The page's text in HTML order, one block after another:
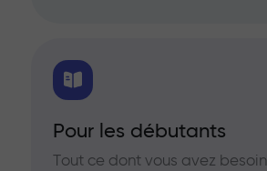
Pour les débutants
Tout ce dont vous avez